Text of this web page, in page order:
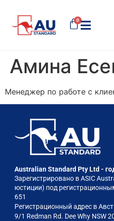
0
Амина
Менеджер по работе с
Australian Standard Pty Ltd -
Зарегистрировано в ASIC
юстиции) под
651
Регистрационный адрес в
9/1 Redman Rd. Dee Why NSW